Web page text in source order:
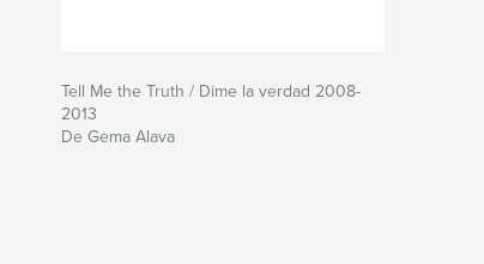
Tell Me the Truth / Dime la verdad 2008-
2013
De Gema Alava